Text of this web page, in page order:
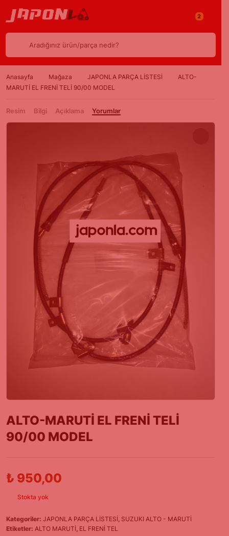
2
Aradığınız ürün/parça nedir?
Anasayfa Mağaza JAPONLA PARÇA LİSTESİ
ALTO-
MARUTİ EL FRENİ TELİ 90/00 MODEL
Resim Bilgi Açıklama Yorumlar
ALTO-MARUTİ EL FRENİ TELİ
90/00 MODEL
₺ 950,00
Stokta yok
Kategoriler: JAPONLA PARÇA LİSTESİ SUZUKI ALTO - MARUTİ
Etiketler: ALTO MARUTİ EL FRENİ TEL